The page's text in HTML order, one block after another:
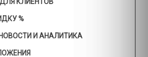
%
И АНАЛИТИКА